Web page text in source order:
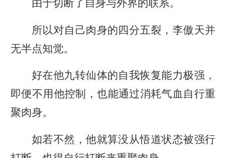
由于切断了自身与外界的联系。
所以对自己肉身的四分五裂，李傲天并
无半点知觉。
好在他九转仙体的自我恢复能力极强，
即便不用他控制，也能通过消耗气血自行重
聚肉身。
如若不然，他就算没从悟道状态被强行